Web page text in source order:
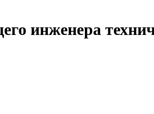
инженера